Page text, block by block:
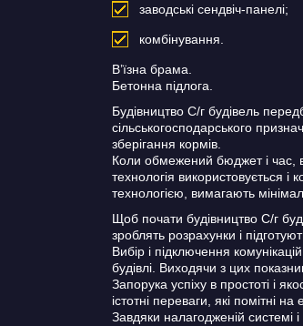
заводські сендвіч-панелі;
комбінування.
В’їзна брама.
Бетонна підлога.
Будівництво С/г будівель
сільськогосподарського
зберігання кормів.
Коли обмежений бюджет і час,
технологія використовується
технологією, вимагають
Щоб почати будівництво С/г
зроблять розрахунки і
Вибір і підключення
будівлі. Виходячи з цих
Запорука успіху в простоті і
істотні переваги, які помітні
Завдяки налагодженій системі